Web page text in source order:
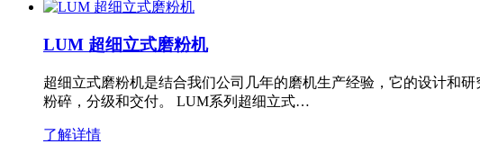
LUM 超细立式磨粉机
超细立式磨粉机是结合我们公司几年的磨机生产经验，它的设计和
粉碎，分级和交付。 LUM系列超细立式…
了解详情